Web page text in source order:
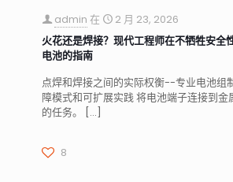
admin 在
2 月 23, 2026
火花还是焊接？现代工程师在不牺牲安全
电池的指南
点焊和焊接之间的实际权衡--专业电池组
障模式和可扩展实践 将电池端子连接到金
的任务。
[…]
8